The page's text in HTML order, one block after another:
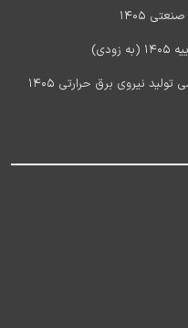
1405
آخرین اخبار استخدام شرکت مادر تخصصی تولید نیروی برق حرارتی 1405